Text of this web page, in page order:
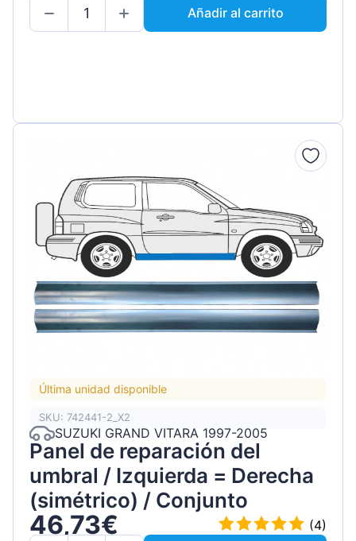
Añadir al carrito
Última unidad disponible
SKU: 742441-2_X2
SUZUKI GRAND VITARA 1997-2005
Panel de reparación del
umbral / Izquierda = Derecha
(simétrico) / Conjunto
46,73€
(4)